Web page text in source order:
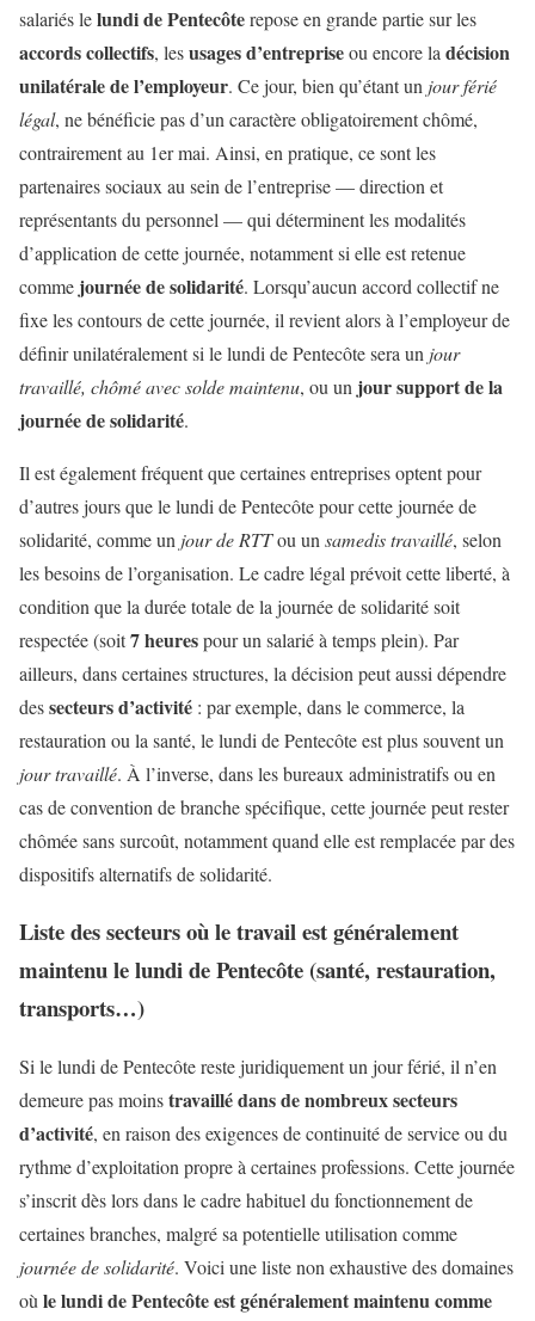
salariés lelundi de Pentecôterepose en grande partie sur les
accords collectifs, lesusages d’entrepriseou encore la décision
unilatérale de l’employeur. Ce jour, bien qu’étant un jour férié
légal, ne bénéficie pas d’un caractère obligatoirement chômé,
contrairement au 1er mai. Ainsi, en pratique, ce sont les
partenaires sociaux au sein de l’entreprise — direction et
représentants du personnel — qui déterminent les modalités
d’application de cette journée, notamment si elle est retenue
comme journée de solidarité. Lorsqu’aucun accord collectif ne
fixe les contours de cette journée, il revient alors à l’employeur de
définir unilatéralement si le lundi de Pentecôte sera un jour
travaillé, chômé avec solde maintenu, ou un jour support de la
journée de solidarité.
Il est également fréquent que certaines entreprises optent pour
d’autres jours que le lundi de Pentecôte pour cette journée de
solidarité, comme un jour de RTTou un samedis travaillé, selon
les besoins de l’organisation. Le cadre légal prévoit cette liberté, à
condition que la durée totale de la journée de solidarité soit
respectée (soit7 heurespour un salarié à temps plein). Par
ailleurs, dans certaines structures, la décision peut aussi dépendre
dessecteurs d’activité : par exemple, dans le commerce, la
restauration ou la santé, le lundi de Pentecôte est plus souvent un
jour travaillé. À l’inverse, dans les bureaux administratifs ou en
cas de convention de branche spécifique, cette journée peut rester
chômée sans surcoût, notamment quand elle est remplacée par des
dispositifs alternatifs de solidarité.
Liste des secteurs où le travail est généralement
maintenu le lundi de Pentecôte (santé, restauration,
transports…)
Si le lundi de Pentecôte reste juridiquement un jour férié, il n’en
demeure pas moinstravaillé dans de nombreux secteurs
d’activité, en raison des exigences de continuité de service ou du
rythme d’exploitation propre à certaines professions. Cette journée
s’inscrit dès lors dans le cadre habituel du fonctionnement de
certaines branches, malgré sa potentielle utilisation comme
journée de solidarité. Voici une liste non exhaustive des domaines
où le lundi de Pentecôte est généralement maintenu comme